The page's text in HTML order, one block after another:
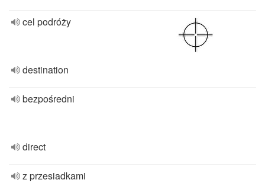
cel podróży
destination
bezpośredni
direct
z przesiadkami